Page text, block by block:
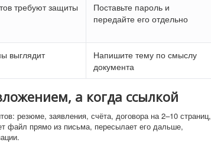
требуют защиты
Поставьте пароль и
передайте его отдельно
выглядит
Напишите тему по смыслу
документа
а когда ссылкой
резюме, заявления, счёта, договора на 2–10 страниц,
файл прямо из письма, пересылает его дальше,